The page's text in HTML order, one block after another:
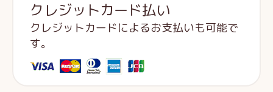
クレジットカード払い
クレジットカードによるお支払いも可能で
す。